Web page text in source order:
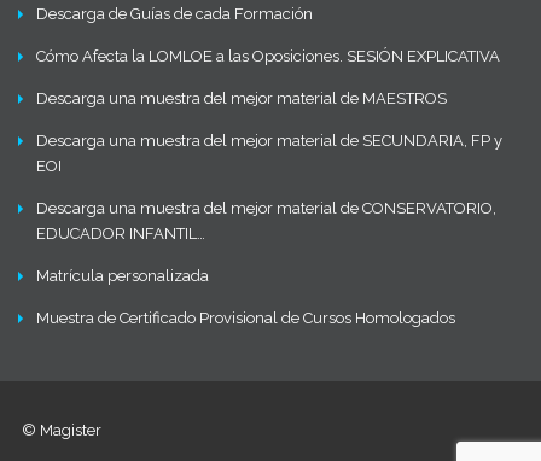
Descarga de Guías de cada Formación
Cómo Afecta la LOMLOE a las Oposiciones. SESIÓN EXPLICATIVA
Descarga una muestra del mejor material de MAESTROS
Descarga una muestra del mejor material de SECUNDARIA, FP y
EOI
Descarga una muestra del mejor material de CONSERVATORIO,
EDUCADOR INFANTIL…
Matrícula personalizada
Muestra de Certificado Provisional de Cursos Homologados
© Magister